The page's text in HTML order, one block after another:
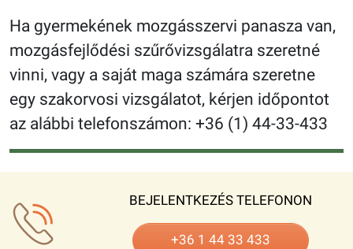
Ha gyermekének mozgásszervi panasza van,
mozgásfejlődési szűrővizsgálatra szeretné
vinni, vagy a saját maga számára szeretne
egy szakorvosi vizsgálatot, kérjen időpontot
az alábbi telefonszámon: +36 (1) 44-33-433
BEJELENTKEZÉS TELEFONON
+36 1 44 33 433